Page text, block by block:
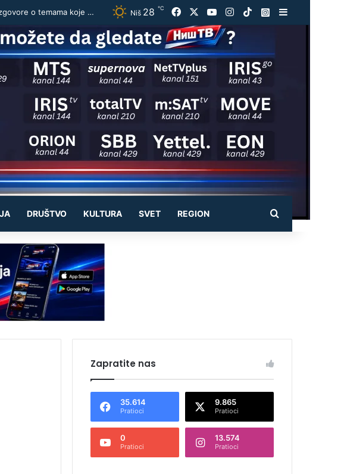
Vučić ugostio Zelenskog na večeri u Beogradu: „Otvorili smo razgovore o temama koje će biti u fokusu sastanaka“ Niš 28 ℃ Facebook YouTubeInstagram
TikTokInstagram
DRUŠTVO KULTURA SVET REGION Pretraži
Zapratite nas
35.614
Pratioci
9.865
Pratioci
0
Pratioci
13.574
Pratioci